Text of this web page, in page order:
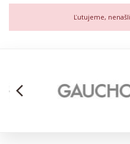
Ľutujeme,
arrow_back_ios